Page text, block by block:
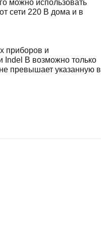
можно использовать
сети 220 В дома и в
приборов и
Indel B возможно только
превышает указанную в